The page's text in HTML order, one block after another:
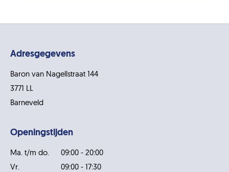
Adresgegevens
Baron van Nagellstraat 144
3771 LL
Barneveld
Openingstijden
Ma. t/m do.
09:00 - 20:00
Vr.
09:00 - 17:30